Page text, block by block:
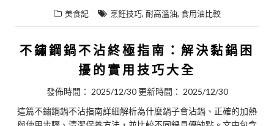
美食記 烹飪技巧, 耐高溫油, 食用油比較
不鏽鋼鍋不沾終極指南：解決黏鍋困
擾的實用技巧大全
發佈時間： 2025/12/30更新時間： 2025/12/30
這篇不鏽鋼鍋不沾指南詳細解析為什麼鍋子會沾鍋、正確的加熱